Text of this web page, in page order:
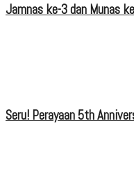
Jamnas ke-3 dan Munas
Seru! Perayaan 5th